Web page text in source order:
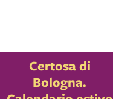
Certosa di
Bologna.